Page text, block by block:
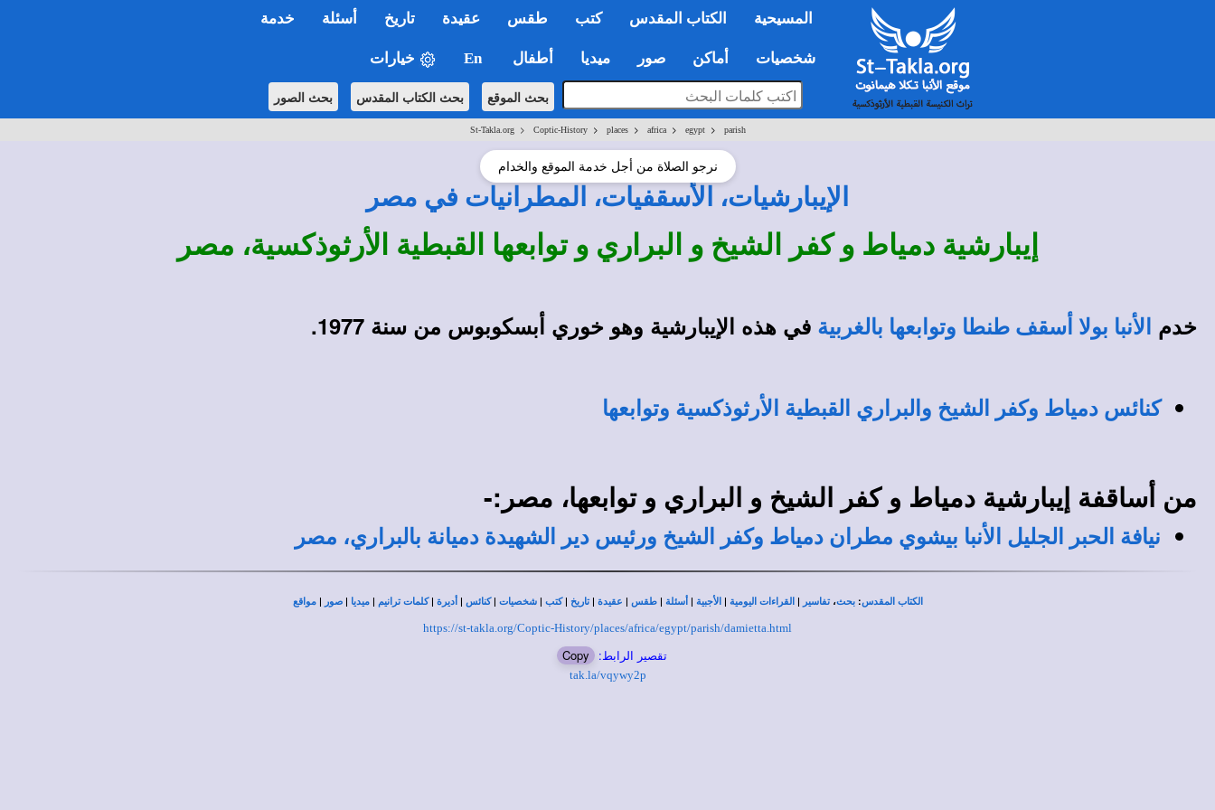
المسيحية الكتاب المقدس كتب طقس عقيدة تاريخ أسئلة خدمة
شخصيات أماكن صور ميديا أطفال En خيارات
بحث الموقع بحث الكتاب المقدس بحث الصور
St-Takla.org> Coptic-History> places> africa> egypt> parish
نرجو الصلاة من أجل خدمة الموقع والخدام
الإيبارشيات، الأسقفيات، المطرانيات في مصر
إيبارشية دمياط و كفر الشيخ و البراري و توابعها القبطية الأرثوذكسية، مصر
خدم الأنبا بولا أسقف طنطا وتوابعها بالغربية في هذه الإيبارشية وهو خوري أبسكوبوس من سنة 1977.
كنائس دمياط وكفر الشيخ والبراري القبطية الأرثوذكسية وتوابعها
من أساقفة إيبارشية دمياط و كفر الشيخ و البراري و توابعها، مصر:-
نيافة الحبر الجليل الأنبا بيشوي مطران دمياط وكفر الشيخ ورئيس دير الشهيدة دميانة بالبراري، مصر
الكتاب المقدس:بحث،تفاسير | القراءات اليومية | الأجبية | أسئلة |طقس | عقيدة |تاريخ |كتب |شخصيات |كنائس | أديرة |كلمات ترانيم |ميديا |صور |مواقع
https://st-takla.org/Coptic-History/places/africa/egypt/parish/damietta.html
تقصير الرابط: Copy
tak.la/vqywy2p